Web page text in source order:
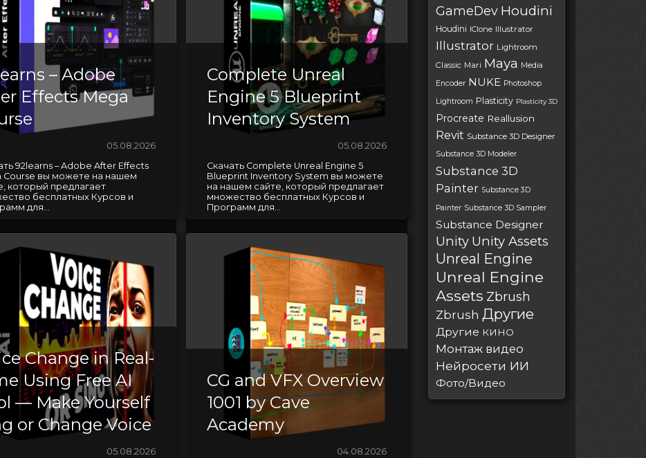
– Adobe
Effects Mega
05.08.2026
92learns – Adobe After Effects
Course вы можете на нашем
который предлагает
бесплатных Курсов и
для...
Complete Unreal
Engine 5 Blueprint
Inventory System
05.08.2026
Скачать Complete Unreal Engine 5
Blueprint Inventory System вы можете
на нашем сайте, который предлагает
множество бесплатных Курсов и
Программ для...
Change in Real-
Using Free AI
— Make Yourself
or Change Voice
05.08.2026
CG and VFX Overview
1001 by Cave
Academy
04.08.2026
GameDev Houdini
Houdini IClone Illustrator
Illustrator Lightroom
Classic Mari Maya
Media
Encoder NUKE Photoshop
Lightroom Plasticity Plasticity 3D
Procreate Reallusion
Revit Substance 3D Designer
Substance 3D Modeler
Substance 3D
Painter Substance 3D
Painter Substance 3D Sampler
Substance Designer
Unity Unity Assets
Unreal Engine
Unreal Engine
Assets Zbrush
Zbrush Другие
Другие КИНО
Монтаж видео
Нейросети ИИ
Фото/Видео